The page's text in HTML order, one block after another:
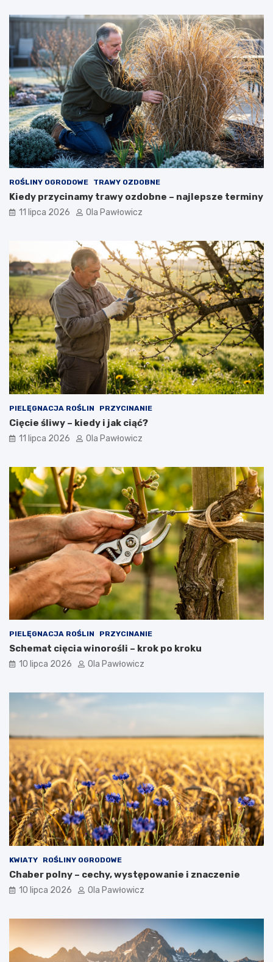
ROŚLINY OGRODOWE TRAWY OZDOBNE
Kiedy przycinamy trawy ozdobne – najlepsze terminy
11 lipca 2026 Ola Pawłowicz
PIELĘGNACJA ROŚLIN PRZYCINANIE
Cięcie śliwy – kiedy i jak ciąć?
11 lipca 2026 Ola Pawłowicz
PIELĘGNACJA ROŚLIN PRZYCINANIE
Schemat cięcia winorośli – krok po kroku
10 lipca 2026 Ola Pawłowicz
KWIATY ROŚLINY OGRODOWE
Chaber polny – cechy, występowanie i znaczenie
10 lipca 2026 Ola Pawłowicz